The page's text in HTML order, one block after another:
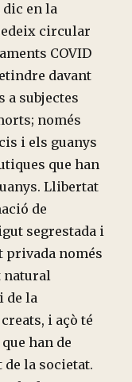
en la
circular
COVID
davant
a subjectes
només
i els guanys
que han
Llibertat
de
segrestada i
privada només
natural
de la
i açò té
han de
la societat.